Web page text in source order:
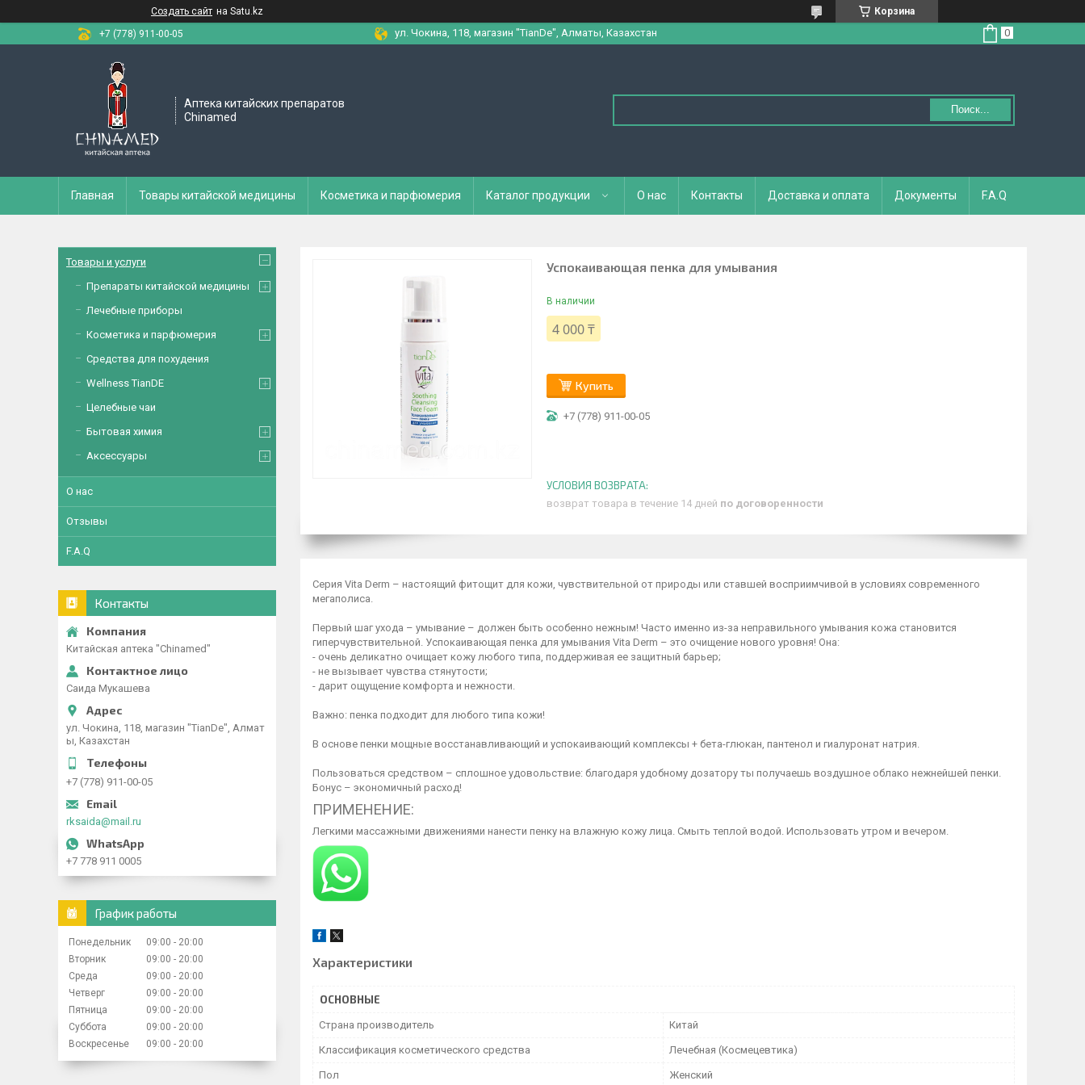
Создать сайт на Satu.kz
Корзина
+7 (778) 911-00-05
ул. Чокина, 118, магазин "TianDe", Алматы, Казахстан
Аптека китайских препаратов
Chinamed
Поиск...
Главная Товары китайской медицины Косметика и парфюмерия Каталог продукции О нас Контакты Доставка и оплата Документы F.A.Q
Успокаивающая пенка для умывания
В наличии
4 000 ₸
Купить
+7 (778) 911-00-05
возврат товара в течение 14 дней по договоренности
Серия Vita Derm – настоящий фитощит для кожи, чувствительной от природы или ставшей восприимчивой в условиях современного
мегаполиса.
Первый шаг ухода – умывание – должен быть особенно нежным! Часто именно из-за неправильного умывания кожа становится
гиперчувствительной. Успокаивающая пенка для умывания Vita Derm – это очищение нового уровня! Она:
- очень деликатно очищает кожу любого типа, поддерживая ее защитный барьер;
- не вызывает чувства стянутости;
- дарит ощущение комфорта и нежности.
Важно: пенка подходит для любого типа кожи!
В основе пенки мощные восстанавливающий и успокаивающий комплексы + бета-глюкан, пантенол и гиалуронат натрия.
Пользоваться средством – сплошное удовольствие: благодаря удобному дозатору ты получаешь воздушное облако нежнейшей пенки.
Бонус – экономичный расход!
ПРИМЕНЕНИЕ:
Легкими массажными движениями нанести пенку на влажную кожу лица. Смыть теплой водой. Использовать утром и вечером.
Характеристики
ОСНОВНЫЕ
Страна производитель Китай
Классификация косметического средства Лечебная (Космецевтика)
Пол Женский
Товары и услуги
Препараты китайской медицины
Лечебные приборы
Косметика и парфюмерия
Средства для похудения
Wellness TianDE
Целебные чаи
Бытовая химия
Аксессуары
О нас
Отзывы
F.A.Q
Контакты
Китайская аптека "Chinamed"
Саида Мукашева
ул. Чокина, 118, магазин "TianDe", Алмат
ы, Казахстан
+7 (778) 911-00-05
rksaida@mail.ru
+7 778 911 0005
График работы
Понедельник 09:00
20:00
Вторник
09:00
20:00
Среда
09:00
20:00
Четверг
09:00
20:00
Пятница
09:00
20:00
Суббота
09:00
20:00
Воскресенье
09:00 20:00